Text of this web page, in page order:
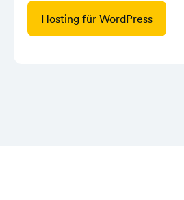
Hosting für WordPress